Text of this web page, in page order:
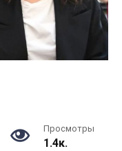
Просмотры
1.4к.